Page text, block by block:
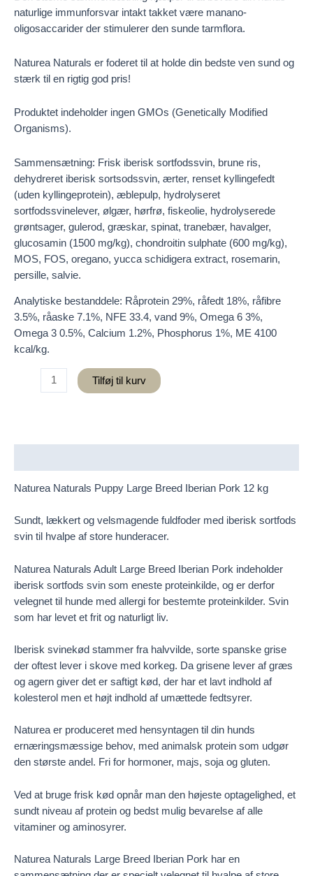
naturlige immunforsvar intakt takket være manano-
oligosaccarider der stimulerer den sunde tarmflora.
Naturea Naturals er foderet til at holde din bedste ven sund og
stærk til en rigtig god pris!
Produktet indeholder ingen GMOs (Genetically Modified
Organisms).
Sammensætning: Frisk iberisk sortfodssvin, brune ris,
dehydreret iberisk sortsodssvin, ærter, renset kyllingefedt
(uden kyllingeprotein), æblepulp, hydrolyseret
sortfodssvinelever, ølgær, hørfrø, fiskeolie, hydrolyserede
grøntsager, gulerod, græskar, spinat, tranebær, havalger,
glucosamin (1500 mg/kg), chondroitin sulphate (600 mg/kg),
MOS, FOS, oregano, yucca schidigera extract, rosemarin,
persille, salvie.
Analytiske bestanddele: Råprotein 29%, råfedt 18%, råfibre
3.5%, råaske 7.1%, NFE 33.4, vand 9%, Omega 6 3%,
Omega 3 0.5%, Calcium 1.2%, Phosphorus 1%, ME 4100
kcal/kg.
Naturals
Pork
antal
Tilføj til kurv
Naturea Naturals Puppy Large Breed Iberian Pork 12 kg
Sundt, lækkert og velsmagende fuldfoder med iberisk sortfods
svin til hvalpe af store hunderacer.
Naturea Naturals Adult Large Breed Iberian Pork indeholder
iberisk sortfods svin som eneste proteinkilde, og er derfor
velegnet til hunde med allergi for bestemte proteinkilder. Svin
som har levet et frit og naturligt liv.
Iberisk svinekød stammer fra halvvilde, sorte spanske grise
der oftest lever i skove med korkeg. Da grisene lever af græs
og agern giver det er saftigt kød, der har et lavt indhold af
kolesterol men et højt indhold af umættede fedtsyrer.
Naturea er produceret med hensyntagen til din hunds
ernæringsmæssige behov, med animalsk protein som udgør
den største andel. Fri for hormoner, majs, soja og gluten.
Ved at bruge frisk kød opnår man den højeste optagelighed, et
sundt niveau af protein og bedst mulig bevarelse af alle
vitaminer og aminosyrer.
Naturea Naturals Large Breed Iberian Pork har en